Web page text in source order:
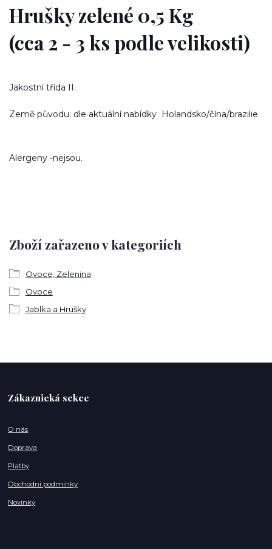
Hrušky zelené 0,5 Kg
(cca 2 - 3 ks podle velikosti)
Jakostní třída II.
Země původu: dle aktuální nabídky Holandsko/čína/brazilie
Alergeny -nejsou.
Zboží zařazeno v kategoriích
Ovoce, Zelenina
Ovoce
Jablka a Hrušky
Zákaznická sekce
O nás
Doprava
Platby
Obchodní podmínky
Novinky